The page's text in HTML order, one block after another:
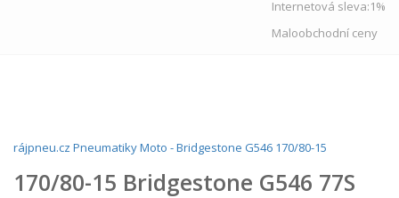
Internetová sleva:1%
Maloobchodní ceny
rájpneu.cz PneumatikyMoto -Bridgestone G546 170/80-15
170/80-15 Bridgestone G546 77S